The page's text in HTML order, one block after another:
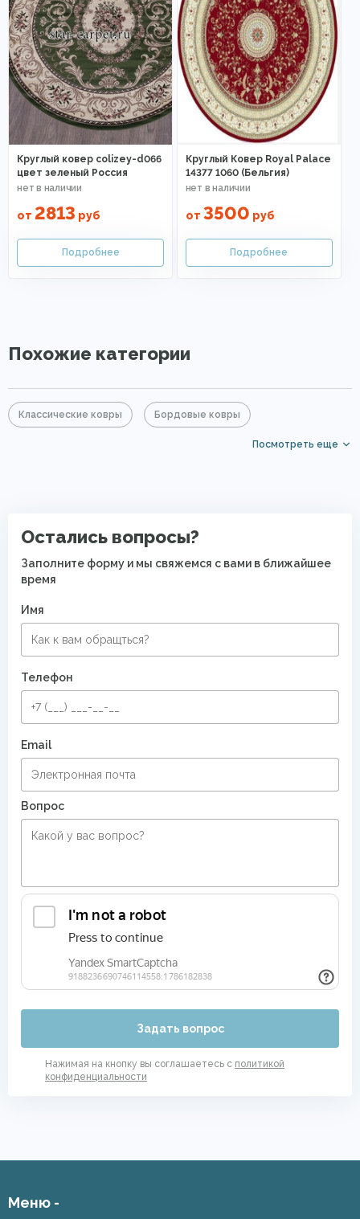
Круглый ковер colizey-d066
цвет зеленый Россия
от 2813 руб
Круглый Ковер Royal Palace
14377 1060 (Бельгия)
от 3500 руб
Похожие категории
Классические ковры Бордовые ковры
Круглые ковры
PP Heatset (Высокоплотные ковры)
Современные ковры в спальню
Посмотреть еще
Остались вопросы?
Заполните форму и мы свяжемся с вами в ближайшее
время
Имя
Телефон
Email
Вопрос
Задать вопрос
Нажимая на кнопку вы соглашаетесь с политикой
конфиденциальности
Меню -